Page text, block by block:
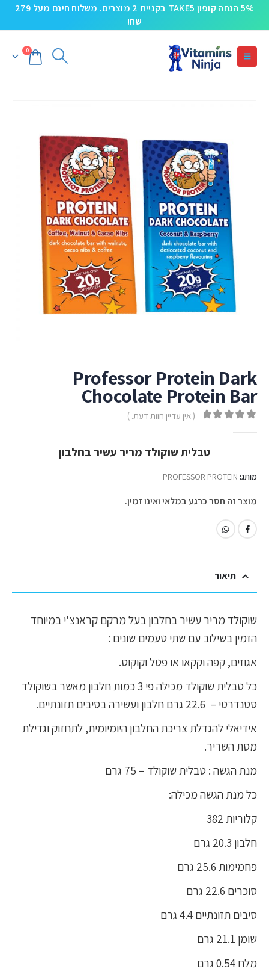
5% הנחה קופון TAKE5 בקניית 2 מוצרים. משלוח חינם מעל 279
שח!
0
Professor Protein Dark
Chocolate Protein Bar
( אין עדיין חוות דעת. )
טבלית שוקולד מריר עשיר בחלבון
מותג: PROFESSOR PROTEIN
מוצר זה חסר כרגע במלאי ואינו זמין.
תיאור
שוקולד מריר עשיר בחלבון בעל מרקם קראנצ'י במיוחד
הזמין בשילוב עם שתי טעמים שונים :
אגוזים, קפה וקקאו או פטל וקוקוס.
כל טבלית שוקולד מכילה פי 3 כמות חלבון מאשר בשוקולד
סטנדרטי – 22.6 גרם חלבון ועשירה בסיבים תזונתיים.
אידיאלי להגדלת צריכת החלבון היומיומית, לתחזוק וגדילת
מסת השריר.
מנת הגשה : טבלית שוקולד – 75 גרם
כל מנת הגשה מכילה:
קלוריות 382
חלבון 20.3 גרם
פחמימות 25.6 גרם
סוכרים 22.6 גרם
סיבים תזונתיים 4.4 גרם
שומן 21.1 גרם
מלח 0.54 גרם